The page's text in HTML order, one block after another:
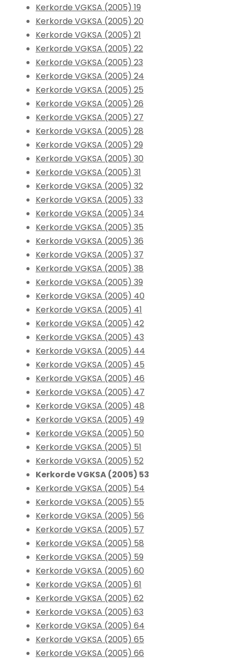
Kerkorde VGKSA (2005) 19
Kerkorde VGKSA (2005) 20
Kerkorde VGKSA (2005) 21
Kerkorde VGKSA (2005) 22
Kerkorde VGKSA (2005) 23
Kerkorde VGKSA (2005) 24
Kerkorde VGKSA (2005) 25
Kerkorde VGKSA (2005) 26
Kerkorde VGKSA (2005) 27
Kerkorde VGKSA (2005) 28
Kerkorde VGKSA (2005) 29
Kerkorde VGKSA (2005) 30
Kerkorde VGKSA (2005) 31
Kerkorde VGKSA (2005) 32
Kerkorde VGKSA (2005) 33
Kerkorde VGKSA (2005) 34
Kerkorde VGKSA (2005) 35
Kerkorde VGKSA (2005) 36
Kerkorde VGKSA (2005) 37
Kerkorde VGKSA (2005) 38
Kerkorde VGKSA (2005) 39
Kerkorde VGKSA (2005) 40
Kerkorde VGKSA (2005) 41
Kerkorde VGKSA (2005) 42
Kerkorde VGKSA (2005) 43
Kerkorde VGKSA (2005) 44
Kerkorde VGKSA (2005) 45
Kerkorde VGKSA (2005) 46
Kerkorde VGKSA (2005) 47
Kerkorde VGKSA (2005) 48
Kerkorde VGKSA (2005) 49
Kerkorde VGKSA (2005) 50
Kerkorde VGKSA (2005) 51
Kerkorde VGKSA (2005) 52
Kerkorde VGKSA (2005) 53
Kerkorde VGKSA (2005) 54
Kerkorde VGKSA (2005) 55
Kerkorde VGKSA (2005) 56
Kerkorde VGKSA (2005) 57
Kerkorde VGKSA (2005) 58
Kerkorde VGKSA (2005) 59
Kerkorde VGKSA (2005) 60
Kerkorde VGKSA (2005) 61
Kerkorde VGKSA (2005) 62
Kerkorde VGKSA (2005) 63
Kerkorde VGKSA (2005) 64
Kerkorde VGKSA (2005) 65
Kerkorde VGKSA (2005) 66